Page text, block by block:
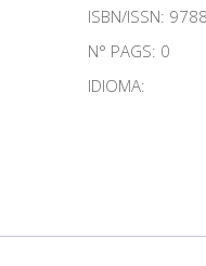
ISBN/ISSN:
N° PAGS: 0
IDIOMA: